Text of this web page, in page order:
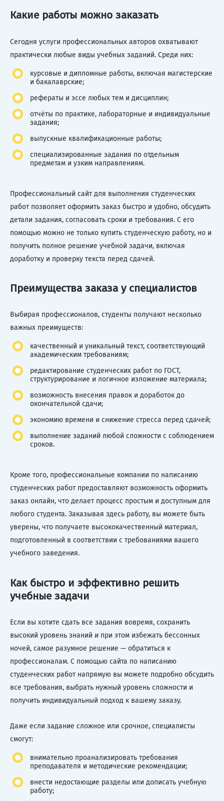
Какие работы можно заказать
Сегодня услуги профессиональных авторов охватывают
практически любые виды учебных заданий. Среди них:
курсовые и дипломные работы, включая магистерские
и бакалаврские;
рефераты и эссе любых тем и дисциплин;
отчёты по практике, лабораторные и индивидуальные
задания;
выпускные квалификационные работы;
специализированные задания по отдельным
предметам и узким направлениям.
Профессиональный сайт для выполнения студенческих
работ позволяет оформить заказ быстро и удобно, обсудить
детали задания, согласовать сроки и требования. С его
помощью можно не только купить студенческую работу, но и
получить полное решение учебной задачи, включая
доработку и проверку текста перед сдачей.
Преимущества заказа у специалистов
Выбирая профессионалов, студенты получают несколько
важных преимуществ:
качественный и уникальный текст, соответствующий
академическим требованиям;
редактирование студенческих работ по ГОСТ,
структурирование и логичное изложение материала;
возможность внесения правок и доработок до
окончательной сдачи;
экономию времени и снижение стресса перед сдачей;
выполнение заданий любой сложности с соблюдением
сроков.
Кроме того, профессиональные компании по написанию
студенческих работ предоставляют возможность оформить
заказ онлайн, что делает процесс простым и доступным для
любого студента. Заказывая здесь работу, вы можете быть
уверены, что получаете высококачественный материал,
подготовленный в соответствии с требованиями вашего
учебного заведения.
Как быстро и эффективно решить
учебные задачи
Если вы хотите сдать все задания вовремя, сохранить
высокий уровень знаний и при этом избежать бессонных
ночей, самое разумное решение — обратиться к
профессионалам. С помощью сайта по написанию
студенческих работ напрямую вы можете подробно обсудить
все требования, выбрать нужный уровень сложности и
получить индивидуальный подход к вашему заказу.
Даже если задание сложное или срочное, специалисты
смогут:
внимательно проанализировать требования
преподавателя и методические рекомендации;
внести недостающие разделы или дописать учебную
работу;